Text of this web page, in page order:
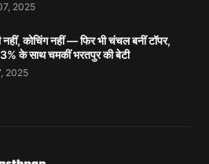
2025
नहीं, कोचिंग नहीं — फिर भी चंचल बनीं टॉपर,
के साथ चमकीं भरतपुर की बेटी
2025